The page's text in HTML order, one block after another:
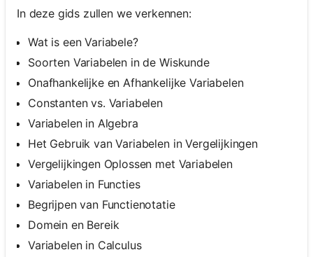
In deze gids zullen we verkennen:
Wat is een Variabele?
Soorten Variabelen in de Wiskunde
Onafhankelijke en Afhankelijke Variabelen
Constanten vs. Variabelen
Variabelen in Algebra
Het Gebruik van Variabelen in Vergelijkingen
Vergelijkingen Oplossen met Variabelen
Variabelen in Functies
Begrijpen van Functienotatie
Domein en Bereik
Variabelen in Calculus